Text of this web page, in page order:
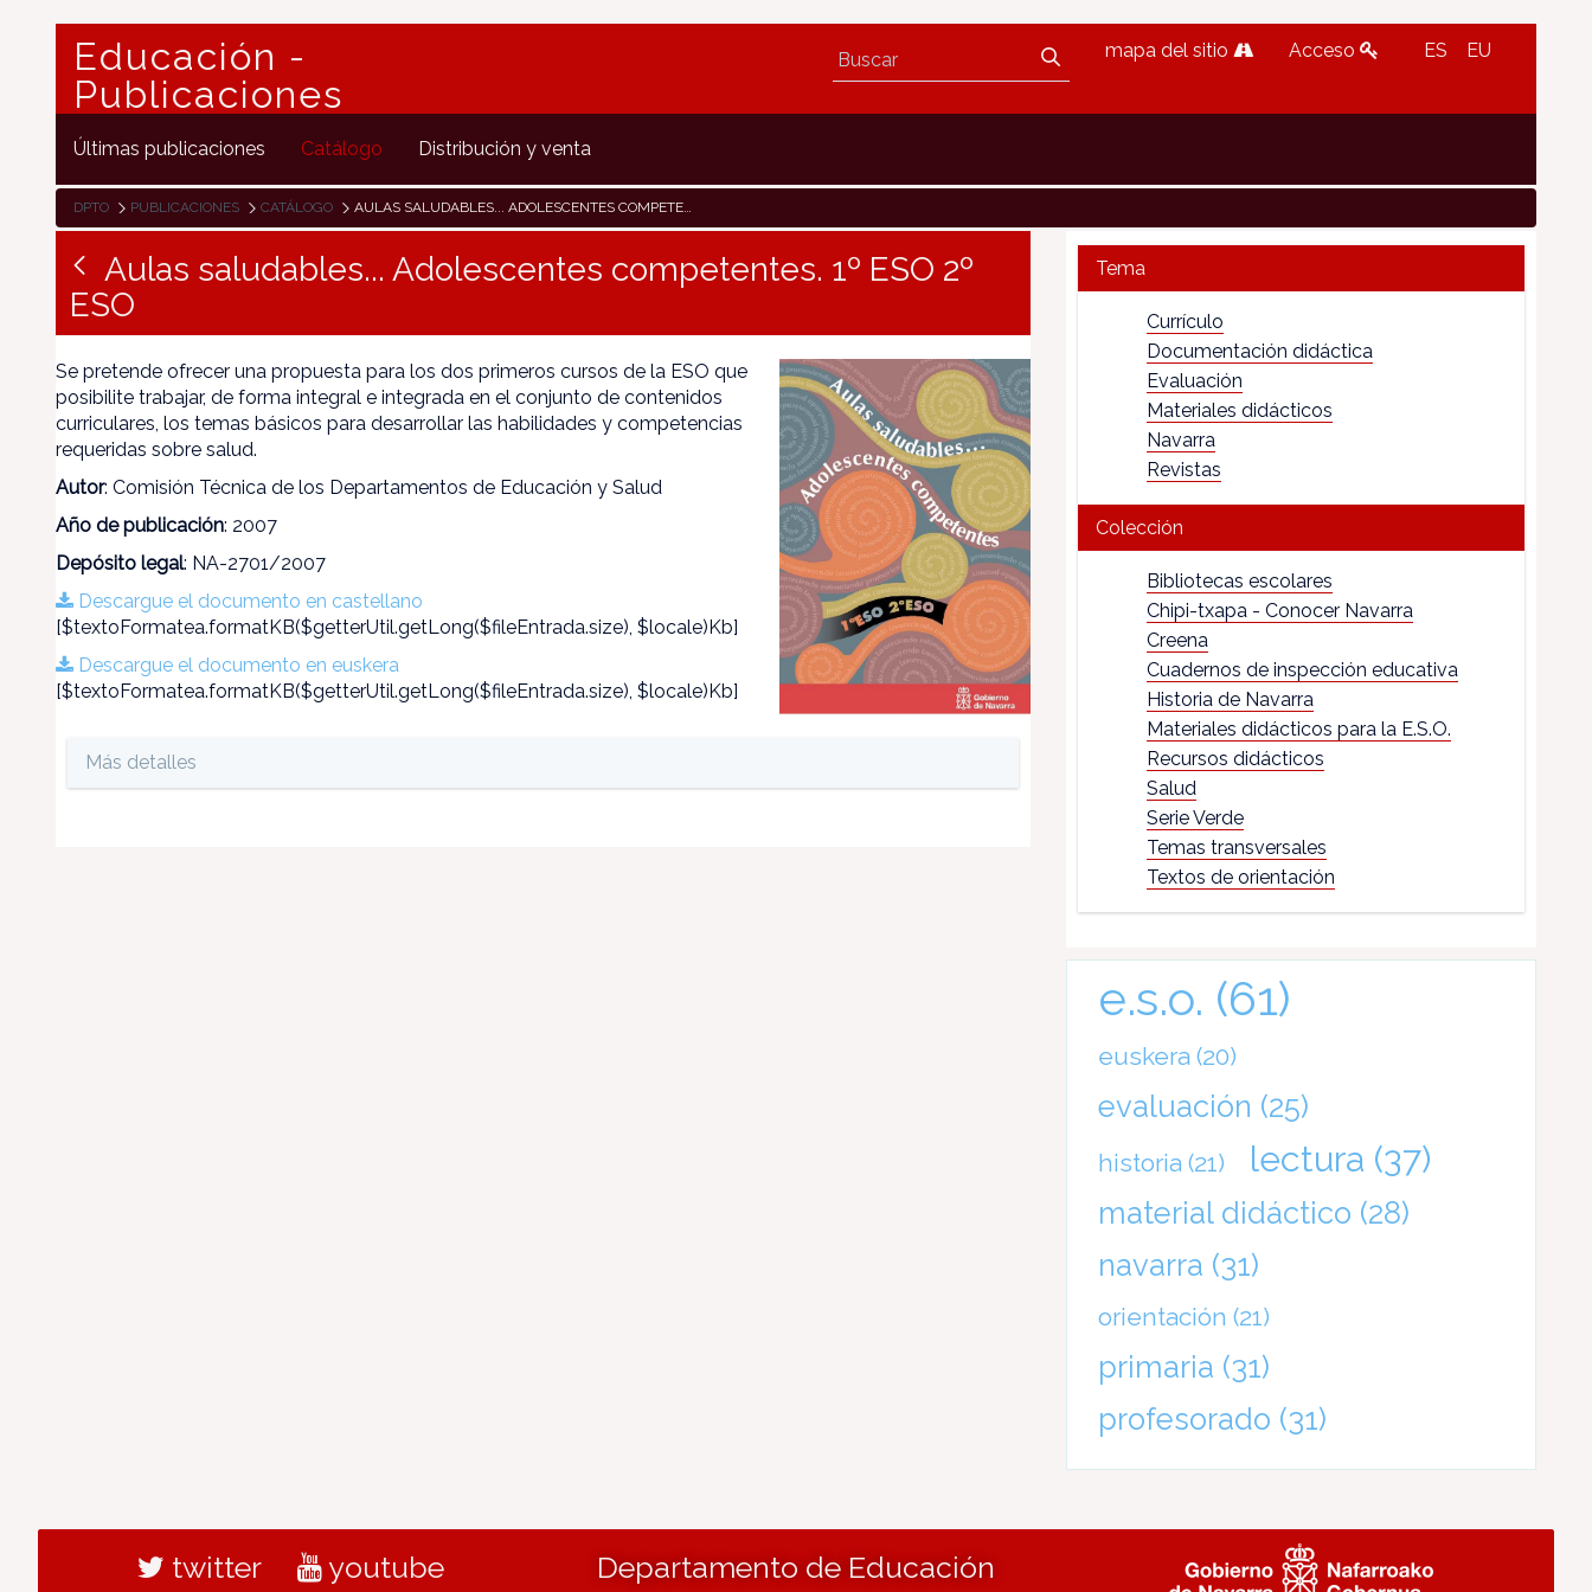
Educación -
Publicaciones
mapa del sitio Acceso ES EU
Últimas publicaciones Catálogo Distribución y venta
DPTO PUBLICACIONES CATÁLOGO AULAS SALUDABLES... ADOLESCENTES COMPETENTES. 1º ESO 2º ESO
Aulas saludables... Adolescentes competentes. 1º ESO 2º
ESO
Se pretende ofrecer una propuesta para los dos primeros cursos de la ESO que
posibilite trabajar, de forma integral e integrada en el conjunto de contenidos
curriculares, los temas básicos para desarrollar las habilidades y competencias
requeridas sobre salud.
Autor: Comisión Técnica de los Departamentos de Educación y Salud
Año de publicación: 2007
Depósito legal: NA-2701/2007
Descargue el documento en castellano
[$textoFormatea.formatKB($getterUtil.getLong($fileEntrada.size), $locale)Kb]
Descargue el documento en euskera
[$textoFormatea.formatKB($getterUtil.getLong($fileEntrada.size), $locale)Kb]
Más detalles
Tema
Currículo
Documentación didáctica
Evaluación
Materiales didácticos
Navarra
Revistas
Colección
Bibliotecas escolares
Chipi-txapa - Conocer Navarra
Creena
Cuadernos de inspección educativa
Historia de Navarra
Materiales didácticos para la E.S.O.
Recursos didácticos
Salud
Serie Verde
Temas transversales
Textos de orientación
e.s.o. (61)
euskera (20)
evaluación (25)
historia (21) lectura (37)
material didáctico (28)
navarra (31)
orientación (21)
primaria (31)
profesorado (31)
twitter youtube Departamento de Educación